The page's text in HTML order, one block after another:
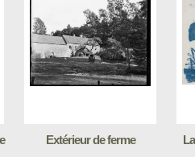
Extérieur de ferme